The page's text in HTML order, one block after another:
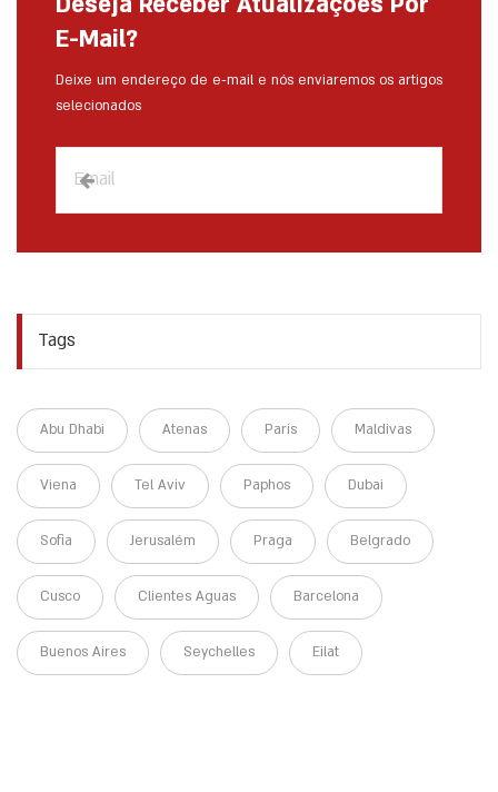
E-Mail?
Deixe um endereço de e-mail e nós enviaremos os artigos
selecionados
Tags
Abu Dhabi Atenas Paris Maldivas
Viena Tel Aviv Paphos Dubai
Sofia Jerusalém Praga Belgrado
Cusco Clientes Aguas Barcelona
Buenos Aires Seychelles Eilat